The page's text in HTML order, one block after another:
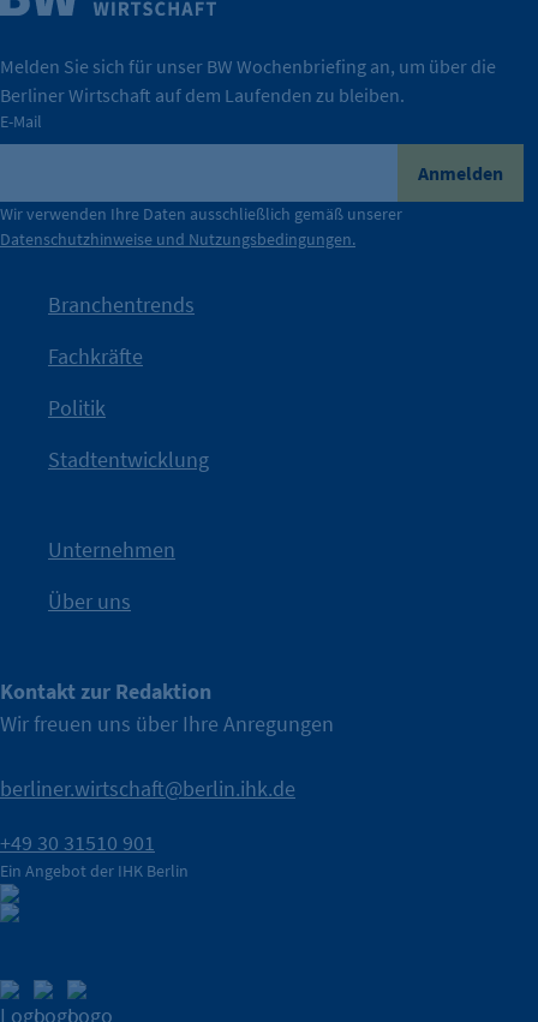
IHK Berlin. Offizieller Unterstützer der Berliner Wirtschaft.
Nach einer aufmerksamkeitsstarken Teaserphase geht die
Kampagne der IHK Berlin in die nächste Stufe. Mit
IHK?“wurde bewusst Neugier geweckt und Gespräche
mit Haltung.
Die Unternehmer stehen stellvertretend für die Vielfalt
der Berliner Wirtschaft.
Durch ihre Perspektiven wird deutlich, was der Claim
konkret bedeutet – und wie die IHK Berlin Unternehmen
tatsächlich unterstützt.
Wirtschaft.
Melden Sie sich für unser BW Wochenbriefing an, um über die
Berliner Wirtschaft auf dem Laufenden zu bleiben.
E-Mail
Anmelden
Wir verwenden Ihre Daten ausschließlich gemäß unserer
Datenschutzhinweise und Nutzungsbedingungen.
Branchentrends
Fachkräfte
Politik
Stadtentwicklung
Unternehmen
Über uns
Kontakt zur Redaktion
Wir freuen uns über Ihre Anregungen
berliner.wirtschaft@berlin.ihk.de
+49 30 31510 901
Ein Angebot der IHK Berlin